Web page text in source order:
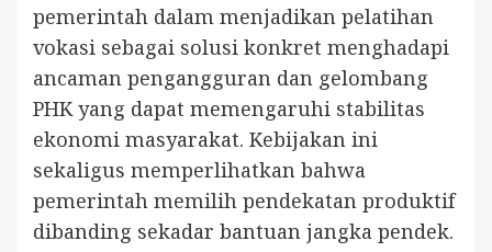
pemerintah dalam menjadikan pelatihan
vokasi sebagai solusi konkret menghadapi
ancaman pengangguran dan gelombang
PHK yang dapat memengaruhi stabilitas
ekonomi masyarakat. Kebijakan ini
sekaligus memperlihatkan bahwa
pemerintah memilih pendekatan produktif
dibanding sekadar bantuan jangka pendek.